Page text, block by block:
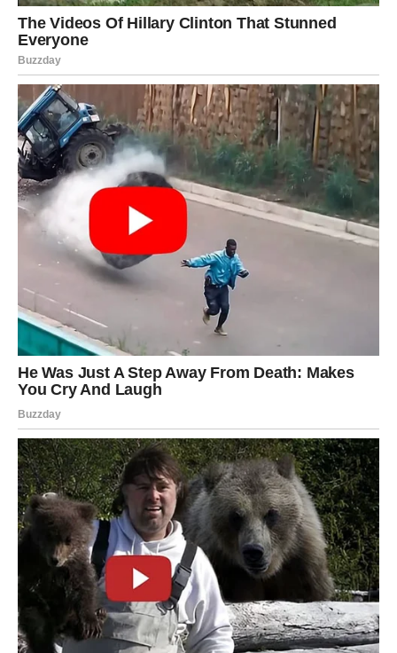
BLIZANCI – JEDNA VEST
MENJA SVE: ISTINA STIŽE
KROZ REČI
Blizanci ulaze u dane u kojima je komunikacija ključ
svega. Biće poruka, poziva, susreta, ali i informacija koje
vas teraju da promenite plan. Ono što je bilo nejasno,
sada postaje kristalno jasno – i to može biti šok, ali i
olakšanje.
Posao:
jedna informacija menja tok pregovora ili planova.
Pazite šta potpisujete i kome verujete.
Ljubav:razgovor koji se desi može skinuti teret sa srca.
Slobodni Blizanci mogu ući u priču koja se razvija brže
nego što očekuju.
Poruka sudbine:slušajte i ono što nije izgovoreno.
RAK – EMOTIVNI RASPLET:
SRCE TRAŽI ISTINU I
SIGURNOST
Rakovi ulaze u dane kada emocije postaju snažne, ali i
lekovite. Nešto iz prošlosti može se vratiti – ne da vas
povredi, već da se zatvori krug. Ovo je period kada se
mnogi Rakovi oslobađaju tereta koji su nosili predugo u
tišini.